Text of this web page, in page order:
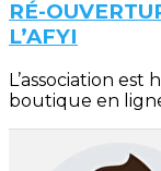
RÉ-
L’AFYI
L’association
boutique en